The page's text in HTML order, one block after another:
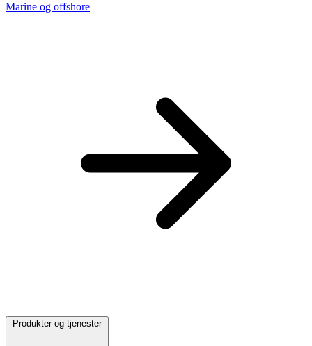
Marine og offshore
Produkter og tjenester